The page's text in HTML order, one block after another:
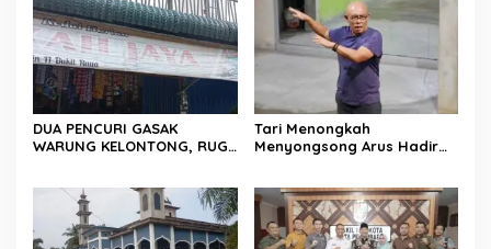
DUA PENCURI GASAK
WARUNG KELONTONG, RUGI
Tari Menongkah
Menyongsong Arus Hadir